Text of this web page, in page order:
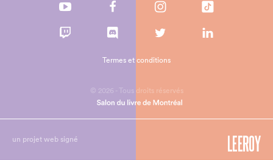
© 2026 - Tous droits réservés
Termes et conditions
un projet web signé